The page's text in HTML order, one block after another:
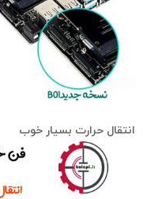
انتقال حرارت بسیار خوب